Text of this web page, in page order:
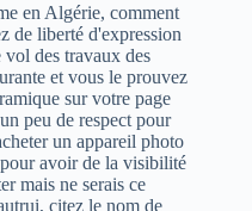
en Algérie, comment
de liberté d'expression
vol des travaux des
et vous le prouvez
sur votre page
peu de respect pour
un appareil photo
avoir de la visibilité
mais ne serais ce
citez le nom de